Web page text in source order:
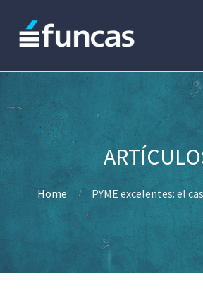
Home PYME excelentes: el